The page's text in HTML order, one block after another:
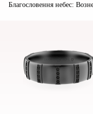
Благословення небес: